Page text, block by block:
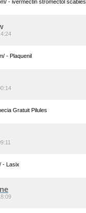
- ivermectin stromectol scabies
- Plaquenil
Gratuit Pilules
- Lasix